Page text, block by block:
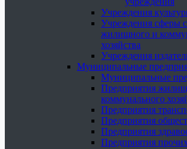
Учреждения
Учреждения сферы
жилищного и
хозяйства
Учреждения
Муниципальные
Муниципальные
Предприятия
коммунального
Предприятия
Предприятия
Предприятия
Предприятия